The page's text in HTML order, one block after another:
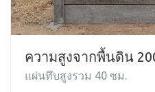
ความสูงจากพื้นดิน
แผ่นทึบสูงรวม 40 ซม.